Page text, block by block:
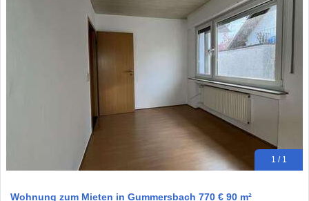
1 / 1
Wohnung zum Mieten in Gummersbach 770 € 90 m²